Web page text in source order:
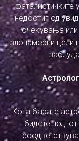
недостиг од
очекувања или
злонамерни цели
Кога барате
бидете